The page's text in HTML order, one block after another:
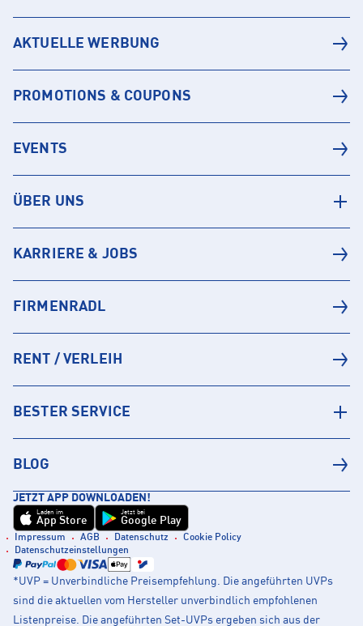
AKTUELLE WERBUNG
PROMOTIONS & COUPONS
EVENTS
ÜBER UNS
KARRIERE & JOBS
FIRMENRADL
RENT / VERLEIH
BESTER SERVICE
BLOG
JETZT APP DOWNLOADEN!
Laden im
App Store
Jetzt bei
Google Play
Impressum AGB Datenschutz
Cookie Policy
Datenschutzeinstellungen
*UVP = Unverbindliche Preisempfehlung. Die angeführten UVPs
sind die aktuellen vom Hersteller unverbindlich empfohlenen
Listenpreise. Die angeführten Set-UVPs ergeben sich aus der